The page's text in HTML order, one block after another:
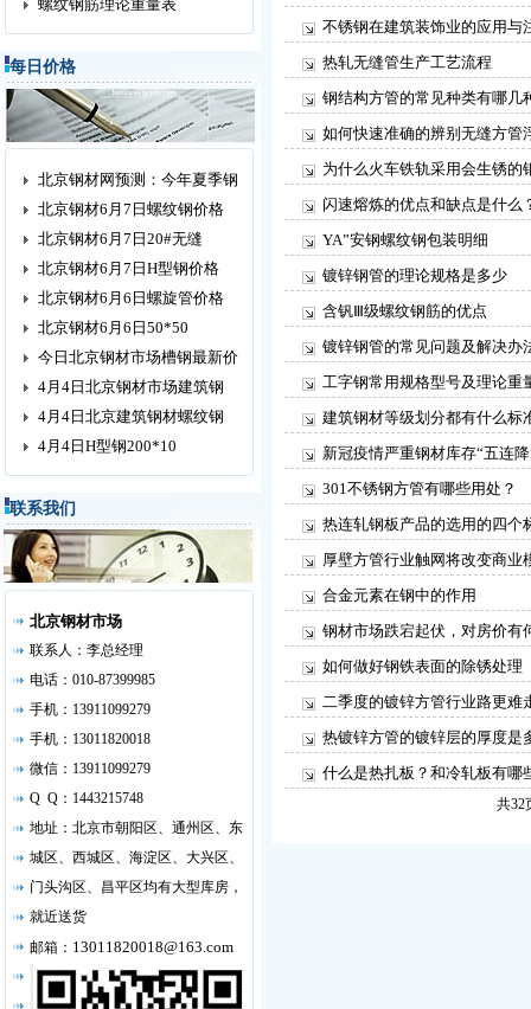
螺纹钢筋理论重量表
每日价格
北京钢材网预测：今年夏季钢
北京钢材6月7日螺纹钢价格
北京钢材6月7日20#无缝
北京钢材6月7日H型钢价格
北京钢材6月6日螺旋管价格
北京钢材6月6日50*50
今日北京钢材市场槽钢最新价
4月4日北京钢材市场建筑钢
4月4日北京建筑钢材螺纹钢
4月4日H型钢200*10
联系我们
北京钢材市场
联系人：李总经理
电话：010-87399985
手机：13911099279
手机：13011820018
微信：13911099279
Q Q：1443215748
地址：北京市朝阳区、通州区、东
城区、西城区、海淀区、大兴区、
门头沟区、昌平区均有大型库房，
就近送货
邮箱： 13011820018@163.com
不锈钢在建筑装饰业的应用与
热轧无缝管生产工艺流程
钢结构方管的常见种类有哪几
如何快速准确的辨别无缝方管
为什么火车铁轨采用会生锈的
闪速熔炼的优点和缺点是什么
YA”安钢螺纹钢包装明细
镀锌钢管的理论规格是多少
含钒Ⅲ级螺纹钢筋的优点
镀锌钢管的常见问题及解决办
工字钢常用规格型号及理论重
建筑钢材等级划分都有什么标
新冠疫情严重钢材库存“五连
301不锈钢方管有哪些用处？
热连轧钢板产品的选用的四个
厚壁方管行业触网将改变商业
合金元素在钢中的作用
钢材市场跌宕起伏，对房价有
如何做好钢铁表面的除锈处理
二季度的镀锌方管行业路更难
热镀锌方管的镀锌层的厚度是
什么是热扎板？和冷轧板有哪
共32